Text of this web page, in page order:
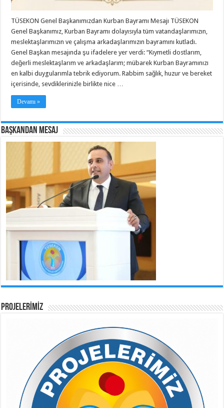
TÜSEKON Genel Başkanımızdan Kurban Bayramı Mesajı TÜSEKON
Genel Başkanımız, Kurban Bayramı dolayısıyla tüm vatandaşlarımızın,
meslektaşlarımızın ve çalışma arkadaşlarımızın bayramını kutladı.
Genel Başkan mesajında şu ifadelere yer verdi: “Kıymetli dostlarım,
değerli meslektaşlarım ve arkadaşlarım; mübarek Kurban Bayramınızı
en kalbi duygularımla tebrik ediyorum. Rabbim sağlık, huzur ve bereket
içerisinde, sevdiklerinizle birlikte nice …
Devamı »
BAŞKANDAN MESAJ
PROJELERİMİZ